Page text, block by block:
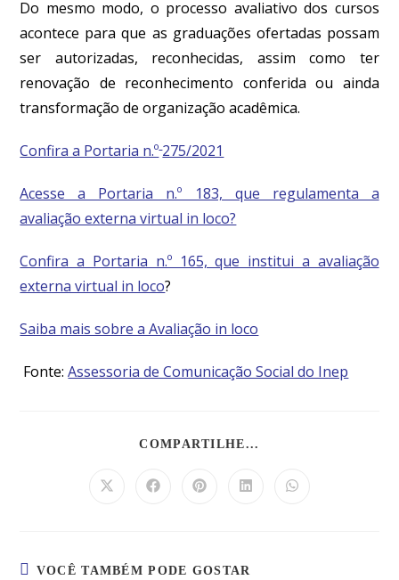
Do mesmo modo, o processo avaliativo dos cursos
acontece para que as graduações ofertadas possam
ser autorizadas, reconhecidas, assim como ter
renovação de reconhecimento conferida ou ainda
transformação de organização acadêmica.
Confira a Portaria n.º275/2021
Acesse a Portaria n.º 183, que regulamenta a
avaliação externa virtual in loco?
Confira a Portaria n.º 165, que institui a avaliação
externa virtual in loco?
Saiba mais sobre a Avaliação in loco
Fonte:Assessoria de Comunicação Social do Inep
COMPARTILHE...
VOCÊ TAMBÉM PODE GOSTAR